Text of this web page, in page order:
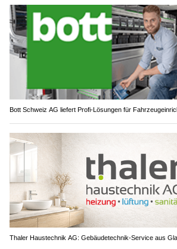
Bott Schweiz AG liefert Profi-Lösungen für
Thaler Haustechnik AG: Gebäudetechnik-Service aus